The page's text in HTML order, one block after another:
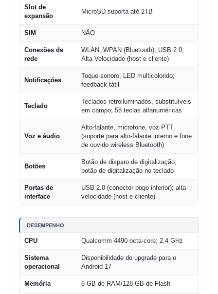
Slot de
expansão
MicroSD suporta até 2TB
SIM NÃO
Conexões de
rede
WLAN, WPAN (Bluetooth), USB 2.0,
Alta Velocidade (host e cliente)
Notificações
Toque sonoro; LED multicolorido;
feedback tátil
Teclado
Teclados retroiluminados, substituíveis
em campo; 58 teclas alfanuméricas
Voz e áudio
Alto-falante, microfone, voz PTT
(suporte para alto-falante interno e fone
de ouvido wireless Bluetooth)
Botões
Botão de disparo de digitalização;
botão de digitalização no teclado
Portas de
interface
USB 2.0 (conector pogo inferior); alta
velocidade (host e cliente)
DESEMPENHO
CPU Qualcomm 4490 octa-core; 2,4 GHz
Sistema
operacional
Disponibilidade de upgrade para o
Android 17
Memória 6 GB de RAM/128 GB de Flash